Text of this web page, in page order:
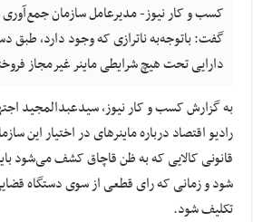
کسب و کار نیوز- مدیرعامل سازمان
گفت: باتوجه‌به ناترازی که وجود دارد، طبق
دارایی تحت هیچ شرایطی ماینر غیرمجاز
به گزارش کسب و کار نیوز، سیدعبدالمجید
رادیو اقتصاد درباره ماینرهای در اختیار این
قانونی کالایی که به ظن قاچاق کشف می‌شود
شود و زمانی که رای قطعی از سوی دستگاه
تکلیف شود.